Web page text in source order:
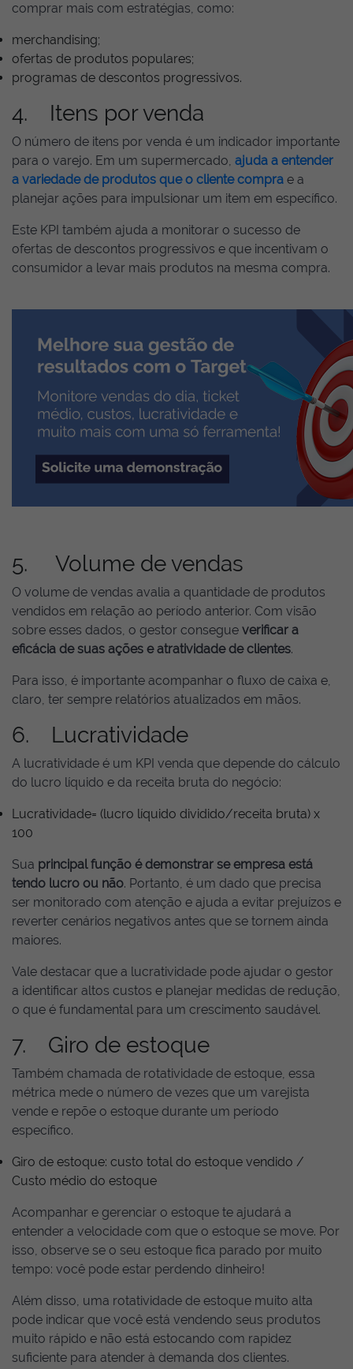
comprar mais com estratégias, como:
merchandising;
ofertas de produtos populares;
programas de descontos progressivos.
4. Itens por venda
O número de itens por venda é um indicador importante
para o varejo. Em um supermercado, ajuda a entender
a variedade de produtos que o cliente compra e a
planejar ações para impulsionar um item em específico.
Este KPI também ajuda a monitorar o sucesso de
ofertas de descontos progressivos e que incentivam o
consumidor a levar mais produtos na mesma compra.
5. Volume de vendas
O volume de vendas avalia a quantidade de produtos
vendidos em relação ao período anterior. Com visão
sobre esses dados, o gestor consegue verificar a
eficácia de suas ações e atratividade de clientes.
Para isso, é importante acompanhar o fluxo de caixa e,
claro, ter sempre relatórios atualizados em mãos.
6. Lucratividade
A lucratividade é um KPI venda que depende do cálculo
do lucro líquido e da receita bruta do negócio:
Lucratividade= (lucro líquido dividido/receita bruta) x
100
Sua principal função é demonstrar se empresa está
tendo lucro ou não. Portanto, é um dado que precisa
ser monitorado com atenção e ajuda a evitar prejuízos e
reverter cenários negativos antes que se tornem ainda
maiores.
Vale destacar que a lucratividade pode ajudar o gestor
a identificar altos custos e planejar medidas de redução,
o que é fundamental para um crescimento saudável.
7. Giro de estoque
Também chamada de rotatividade de estoque, essa
métrica mede o número de vezes que um varejista
vende e repõe o estoque durante um período
específico.
Giro de estoque: custo total do estoque vendido /
Custo médio do estoque
Acompanhar e gerenciar o estoque te ajudará a
entender a velocidade com que o estoque se move. Por
isso, observe se o seu estoque fica parado por muito
tempo: você pode estar perdendo dinheiro!
Além disso, uma rotatividade de estoque muito alta
pode indicar que você está vendendo seus produtos
muito rápido e não está estocando com rapidez
suficiente para atender à demanda dos clientes.